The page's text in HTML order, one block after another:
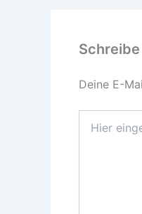
Deine E-
eingeben…